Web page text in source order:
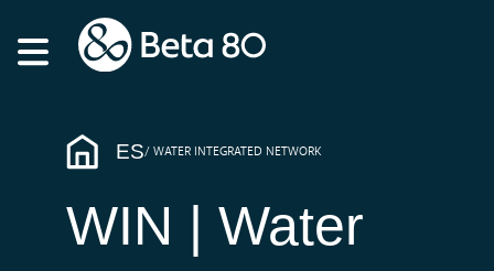
ES WATER INTEGRATED NETWORK
WIN | Water